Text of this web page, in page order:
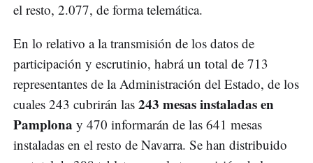
el resto, 2.077, de forma telemática.
En lo relativo a la transmisión de los datos de
participación y escrutinio, habrá un total de 713
representantes de la Administración del Estado, de los
cuales 243 cubrirán las 243 mesas instaladas en
Pamplona y 470 informarán de las 641 mesas
instaladas en el resto de Navarra. Se han distribuido